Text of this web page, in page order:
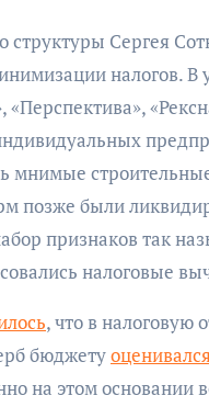
структуры Сергея
налогов. В
мнимые
позже были
признаков так
налоговые
, что в налоговую
бюджету
на этом основании